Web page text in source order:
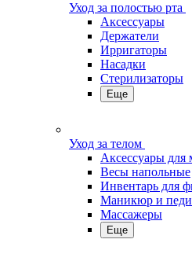
Уход за полостью рта
Аксессуары
Держатели
Ирригаторы
Насадки
Стерилизаторы
Еще
Уход за телом
Аксессуары для
Весы напольные
Инвентарь для
Маникюр и
Массажеры
Еще